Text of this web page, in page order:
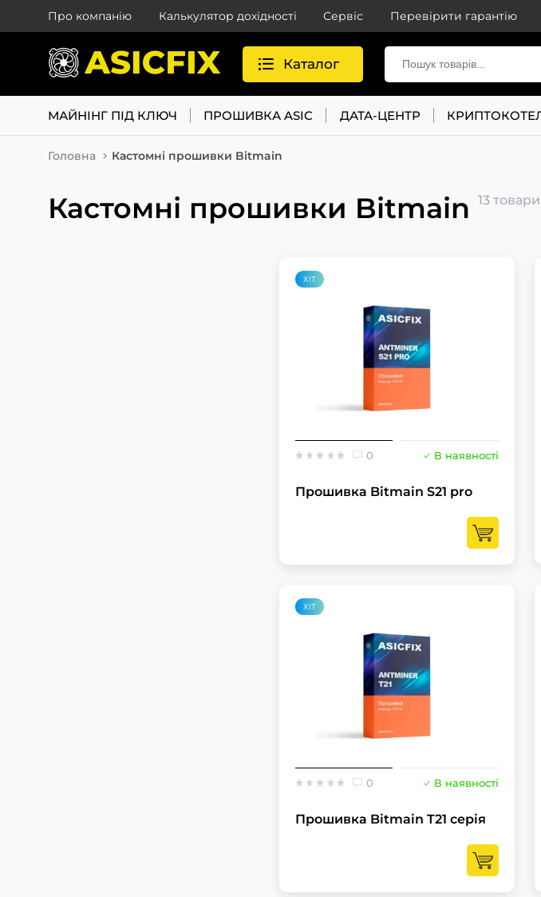
Про компанію Калькулятор дохідності Сервіс Перевірити гарантію
Каталог
МАЙНІНГ ПІД КЛЮЧ ПРОШИВКА ASIC ДАТА-ЦЕНТР
Головна Кастомні прошивки Bitmain
Кастомні прошивки Bitmain 13 товари
ХІТ
0 В наявності
Прошивка Bitmain S21 pro
ХІТ
0 В наявності
Прошивка Bitmain T21 серія